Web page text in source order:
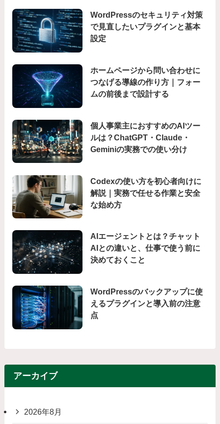
WordPressのセキュリティ対策
で見直したいプラグインと基本
設定
ホームページから問い合わせに
つなげる導線の作り方｜フォー
ムの前後まで設計する
個人事業主におすすめのAIツー
ルは？ChatGPT・Claude・
Geminiの実務での使い分け
Codexの使い方を初心者向けに
解説｜実務で任せる作業と安全
な始め方
AIエージェントとは？チャット
AIとの違いと、仕事で使う前に
決めておくこと
WordPressのバックアップに使
えるプラグインと導入前の注意
点
アーカイブ
2026年8月